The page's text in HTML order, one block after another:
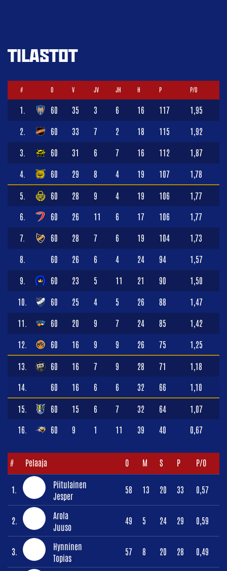
TILASTOT
# O V JV JH H P P/O
1. 60 35 3 6 16 117 1,95
2. 60 33 7 2 18 115 1,92
3. 60 31 6 7 16 112 1,87
4. 60 29 8 4 19 107 1,78
5. 60 28 9 4 19 106 1,77
6. 60 26 11 6 17 106 1,77
7. 60 28 7 6 19 104 1,73
8. 60 26 6 4 24 94 1,57
9. 60 23 5 11 21 90 1,50
10. 60 25 4 5 26 88 1,47
11. 60 20 9 7 24 85 1,42
12. 60 16 9 9 26 75 1,25
13. 60 16 7 9 28 71 1,18
14. 60 16 6 6 32 66 1,10
15. 60 15 6 7 32 64 1,07
16. 60 9 1 11 39 40 0,67
# Pelaaja O M S P P/O
1.
Piitulainen
Jesper
58 13 20 33 0,57
2.
Arola
Juuso
49 5 24 29 0,59
3.
Hynninen
Topias
57 8 20 28 0,49